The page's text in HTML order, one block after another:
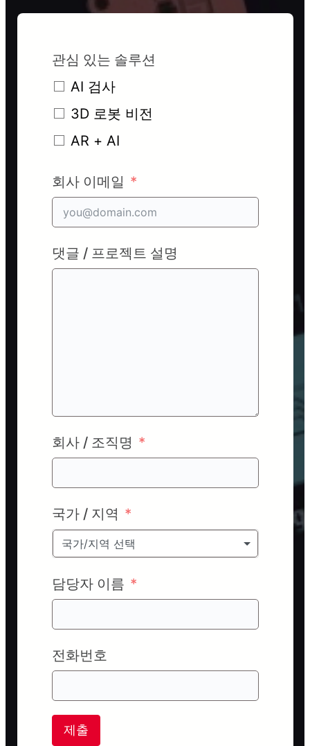
관심 있는 솔루션
AI 검사
3D 로봇 비전
AR + AI
회사 이메일
댓글 / 프로젝트 설명
회사 / 조직명
국가 / 지역
국가/지역 선택
담당자 이름
전화번호
제출